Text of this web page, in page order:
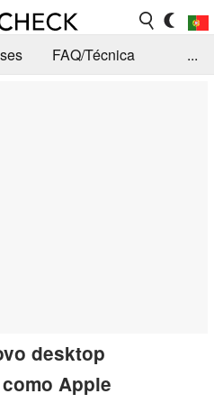
FAQ/Técnica
...
desktop
Apple